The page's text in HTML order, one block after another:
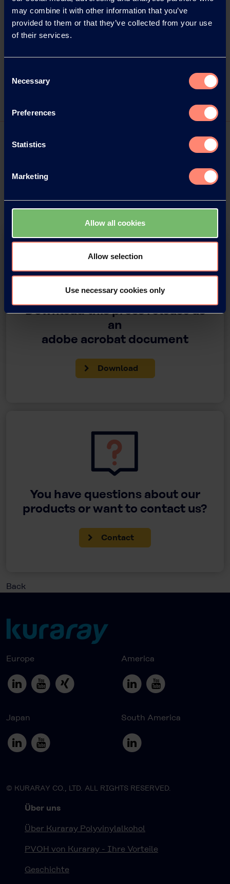
may combine it with other information that you’ve
provided to them or that they’ve collected from your use
of their services.
Selection
Necessary
Preferences
Statistics
Marketing
Allow all cookies
Allow selection
Use necessary cookies only
Director of Poval Business
Kuraray Europe GmbH
Philipp-Reis-Straße 4
Tel.: +49 69 305 85343
Website: www.kuraray-poval.com
Download this press release as
an
adobe acrobat document
Download
You have questions about our
products or want to contact us?
Contact
Back
Europe America
Japan South America
© KURARAY CO., LTD. ALL RIGHTS RESERVED.
Über uns
Über Kuraray Polyvinylalkohol
PVOH von Kuraray - Ihre Vorteile
Geschichte